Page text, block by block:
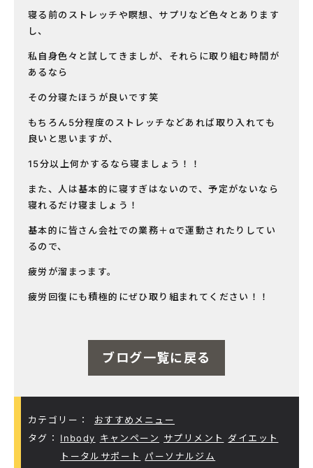
寝る前のストレッチや瞑想、サプリなど色々とあります
し、
私自身色々と試してきましが、それらに取り組む時間が
あるなら
その分寝たほうが良いです笑
もちろん5分程度のストレッチなどあれば取り入れても
良いと思いますが、
15分以上何かするなら寝ましょう！！
また、人は基本的に寝すぎはないので、予定がないなら
寝れるだけ寝ましょう！
基本的に皆さん会社での業務＋αで運動されたりしてい
るので、
疲労が溜まっます。
疲労回復にも積極的にぜひ取り組まれてください！！
ブログ一覧に戻る
カテゴリー：
おすすめメニュー
タグ：
Inbody キャンペーン サプリメント
ダイエット
トータルサポート パーソナルジム